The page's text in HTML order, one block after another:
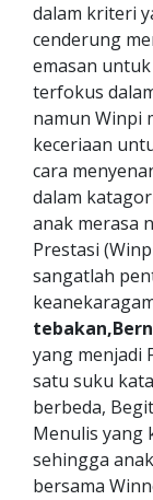
dalam kriteri
cenderung
emasan
terfokus
namun Winpi
keceriaan
cara
dalam
anak merasa
Prestasi
sangatlah
yang menjadi
satu suku
berbeda,
Menulis yang
sehingga
bersama